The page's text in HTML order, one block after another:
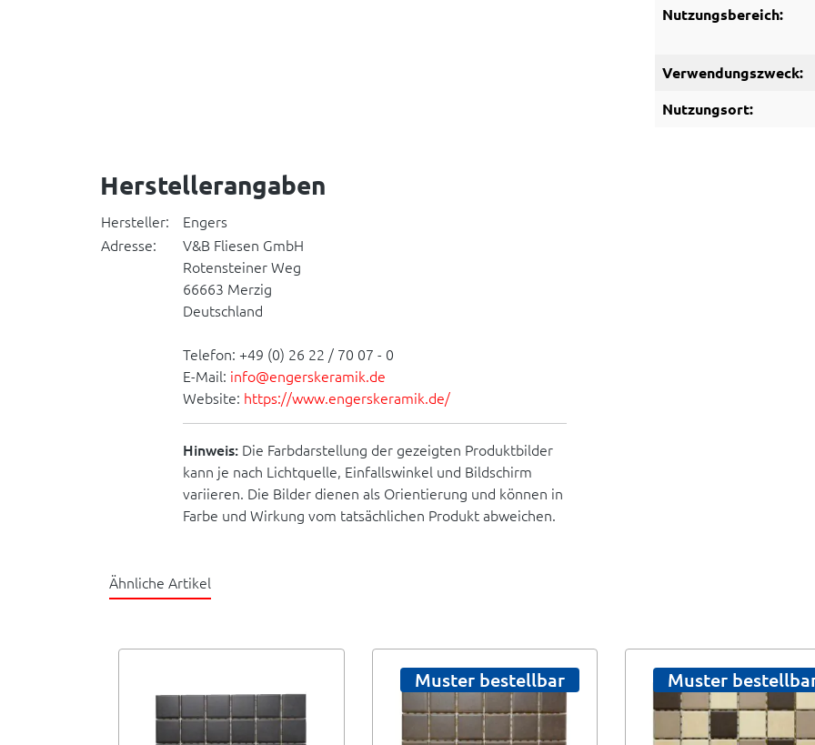
Nutzungsbereich:
Verwendungszweck:
Nutzungsort:
Herstellerangaben
Hersteller:
Engers
Adresse:
V&B Fliesen GmbH
Rotensteiner Weg
66663 Merzig
Deutschland
Telefon: +49 (0) 26 22 / 70 07 - 0
E-Mail: info@engerskeramik.de
Website: https://www.engerskeramik.de/
Hinweis: Die Farbdarstellung der gezeigten Produktbilder
kann je nach Lichtquelle, Einfallswinkel und Bildschirm
variieren. Die Bilder dienen als Orientierung und können in
Farbe und Wirkung vom tatsächlichen Produkt abweichen.
Ähnliche Artikel
Muster bestellbar Muster